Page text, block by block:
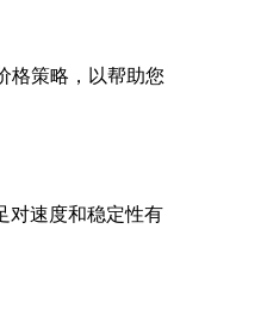
格策略，以帮助您
对速度和稳定性有